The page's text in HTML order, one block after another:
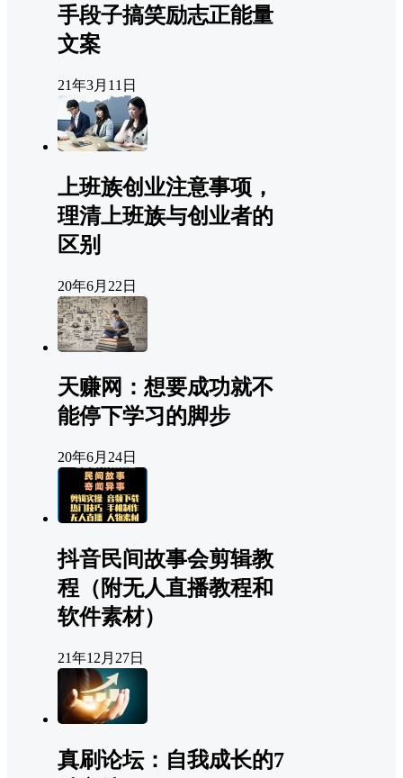
手段子搞笑励志正能量
文案
21年3月11日
上班族创业注意事项，
理清上班族与创业者的
区别
20年6月22日
天赚网：想要成功就不
能停下学习的脚步
20年6月24日
抖音民间故事会剪辑教
程（附无人直播教程和
软件素材）
21年12月27日
真刷论坛：自我成长的7